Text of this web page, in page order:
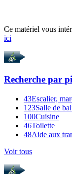
Ce matériel vous
ici
Recherche par
43Escalier,
123Salle de
100Cuisine
46Toilette
48Aide aux
Voir tous